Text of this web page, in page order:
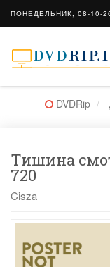
ПОНЕДЕЛЬНИК, 08-10-
DVDRip
Тишина
720
Cisza